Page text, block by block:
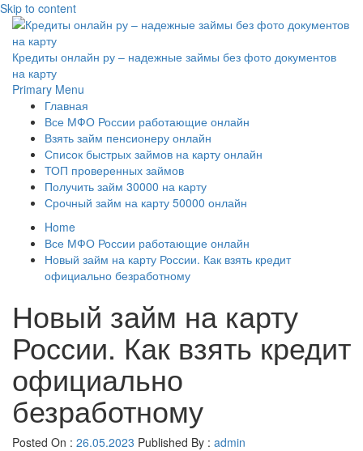
Skip to content
Кредиты онлайн ру – надежные займы без фото документов
на карту
Primary Menu
Главная
Все МФО России работающие онлайн
Взять займ пенсионеру онлайн
Список быстрых займов на карту онлайн
ТОП проверенных займов
Получить займ 30000 на карту
Срочный займ на карту 50000 онлайн
Home
Все МФО России работающие онлайн
Новый займ на карту России. Как взять кредит
официально безработному
Новый займ на карту
России. Как взять кредит
официально
безработному
Posted On : 26.05.2023 Published By : admin